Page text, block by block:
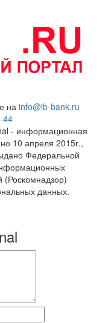
на info@ib-bank.ru
44
- информационная
10 апреля 2015г.,
Федеральной
(Роскомнадзор)
данных.